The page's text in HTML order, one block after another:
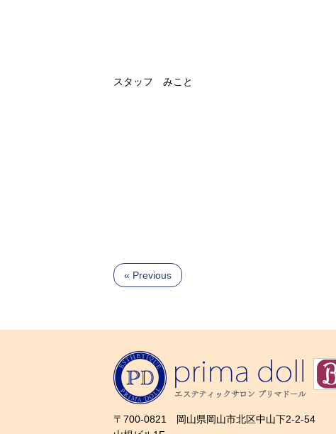
スタッフ みこと
« Previous
〒700-0821 岡山県岡山市北区中山下2-2-54